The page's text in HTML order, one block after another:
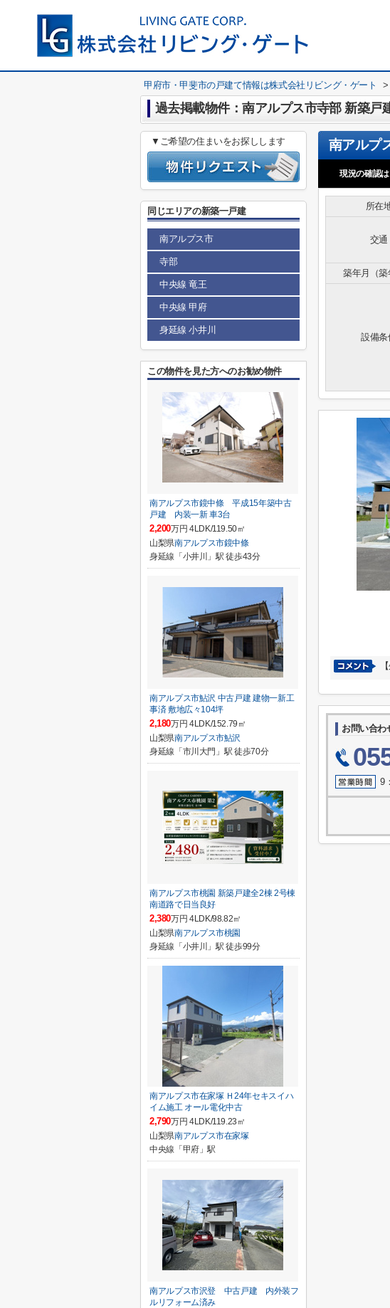
甲府市・甲斐市の戸建て情報は株式会社リビング・ゲート >
過去掲載物件：南アルプス市寺部 新築戸
現況の確認
所在
交通
築年月（築
設備条
お問い合わ
9
▼ご希望の住まいをお探しします
同じエリアの新築一戸建
南アルプス市
寺部
中央線 竜王
中央線 甲府
身延線 小井川
この物件を見た方へのお勧め物件
南アルプス市鏡中條 平成15年築中古
戸建 内装一新 車3台
2,200万円 4LDK/119.50㎡
山梨県南アルプス市鏡中條
身延線「小井川」駅 徒歩43分
南アルプス市鮎沢 中古戸建 建物一新工
事済 敷地広々104坪
2,180万円 4LDK/152.79㎡
山梨県南アルプス市鮎沢
身延線「市川大門」駅 徒歩70分
南アルプス市桃園 新築戸建全2棟 2号棟
南道路で日当良好
2,380万円 4LDK/98.82㎡
山梨県南アルプス市桃園
身延線「小井川」駅 徒歩99分
南アルプス市在家塚 Ｈ24年セキスイハ
イム施工 オール電化中古
2,790万円 4LDK/119.23㎡
山梨県南アルプス市在家塚
中央線「甲府」駅
南アルプス市沢登 中古戸建 内外装フ
ルリフォーム済み